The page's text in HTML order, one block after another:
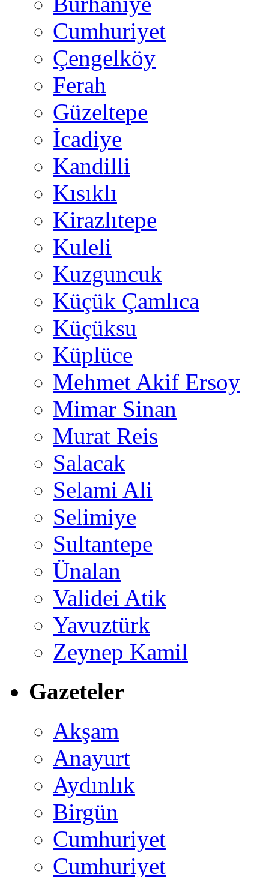
Cumhuriyet
Çengelköy
Ferah
Güzeltepe
İcadiye
Kandilli
Kısıklı
Kirazlıtepe
Kuleli
Kuzguncuk
Küçük Çamlıca
Küçüksu
Küplüce
Mehmet Akif Ersoy
Mimar Sinan
Murat Reis
Salacak
Selami Ali
Selimiye
Sultantepe
Ünalan
Validei Atik
Yavuztürk
Zeynep Kamil
Gazeteler
Akşam
Anayurt
Aydınlık
Birgün
Cumhuriyet
Cumhuriyet